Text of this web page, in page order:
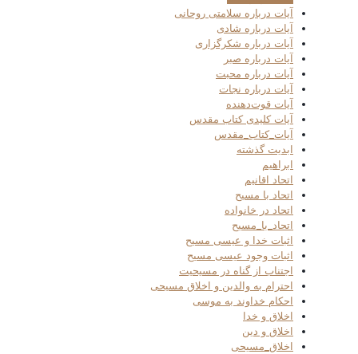
آیات درباره سلامتی روحانی
آیات درباره شادی
آیات درباره شکرگزاری
آیات درباره صبر
آیات درباره محبت
آیات درباره نجات
آیات قوت‌دهنده
آیات کلیدی کتاب مقدس
آیات_کتاب_مقدس
ابدیت گذشته
ابراهیم
اتحاد اقانیم
اتحاد با مسیح
اتحاد در خانواده
اتحاد_با_مسیح
اثبات خدا و عیسی مسیح
اثبات وجود عیسی مسیح
اجتناب از گناه در مسیحیت
احترام به والدین و اخلاق مسیحی
احکام خداوند به موسی
اخلاق و خدا
اخلاق و دین
اخلاق_مسیحی